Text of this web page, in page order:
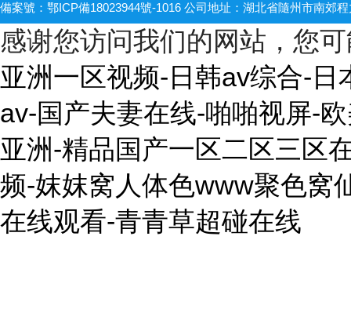
備案號： 鄂ICP備18023944號-1016 公司地址：湖北省隨州市南郊
感谢您访问我们的网站，您
亚洲一区视频-日韩av综合-
av-国产夫妻在线-啪啪视屏-
亚洲-精品国产一区二区三区
频-妺妺窝人体色www聚色窝
在线观看-青青草超碰在线